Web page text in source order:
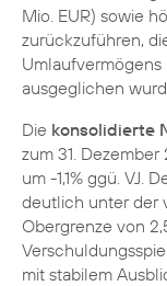
Mio. EUR) sowie
zurückzuführen,
Umlaufvermögens
ausgeglichen
Die konsolidierte
zum 31. Dezember
um -1,1% ggü. VJ.
deutlich unter der
Obergrenze von
mit stabilem